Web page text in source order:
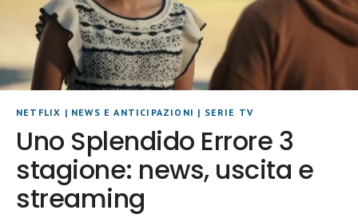
NETFLIX | NEWS E ANTICIPAZIONI | SERIE TV
Uno Splendido Errore 3
stagione: news, uscita e
streaming